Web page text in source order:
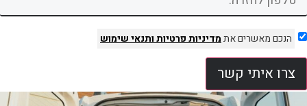
הנכם מאשרים אתמדיניות פרטיותותנאי שימוש
צרו איתי קשר